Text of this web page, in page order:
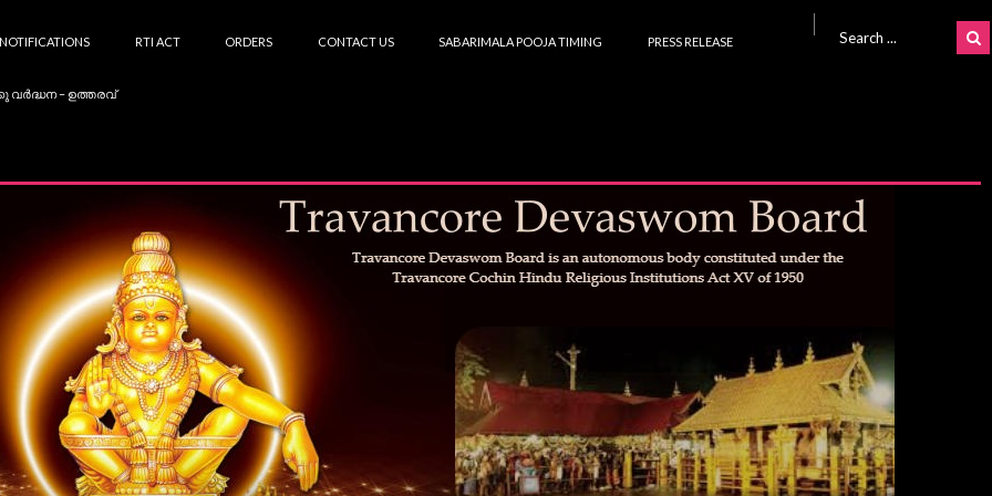
NOTIFICATIONS RTI ACT ORDERS CONTACT US SABARIMALA POOJA TIMING PRESS RELEASE
വർദ്ധന – ഉത്തരവ്